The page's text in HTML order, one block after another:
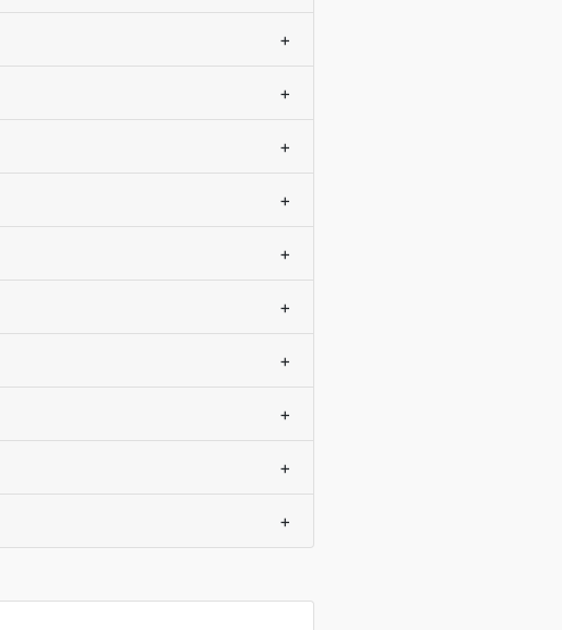
+
+
+
+
+
+
+
+
+
+